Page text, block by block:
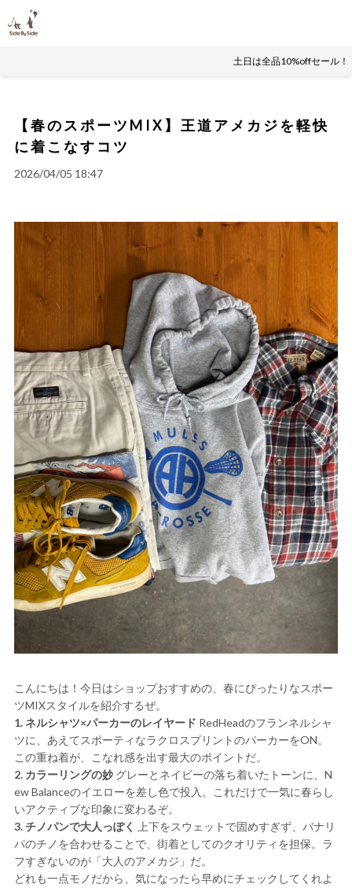
土日は全品10%offセール
【春のスポーツMIX】王道アメカジを軽快
に着こなすコツ
2026/04/05 18:47
こんにちは！今日はショップおすすめの、春にぴったりなスポー
ツMIXスタイルを紹介するぜ。
1. ネルシャツ×パーカーのレイヤード RedHeadのフランネルシャ
ツに、あえてスポーティなラクロスプリントのパーカーをON。
この重ね着が、こなれ感を出す最大のポイントだ。
2. カラーリングの妙グレーとネイビーの落ち着いたトーンに、N
ew Balanceのイエローを差し色で投入。これだけで一気に春らし
いアクティブな印象に変わるぞ。
3. チノパンで大人っぽく 上下をスウェットで固めすぎず、バナリ
パのチノを合わせることで、街着としてのクオリティを担保。ラ
フすぎないのが「大人のアメカジ」だ。
どれも一点モノだから、気になったら早めにチェックしてくれよ